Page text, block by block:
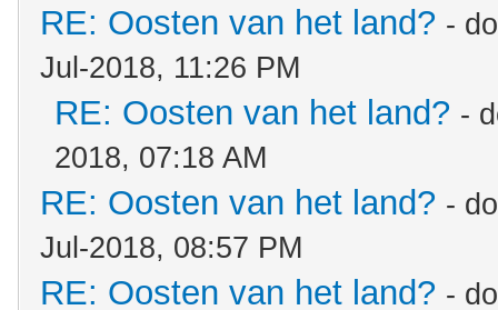
RE: Oosten van het land? -
Jul-2018, 11:26 PM
RE: Oosten van het land? -
2018, 07:18 AM
RE: Oosten van het land? -
Jul-2018, 08:57 PM
RE: Oosten van het land? -